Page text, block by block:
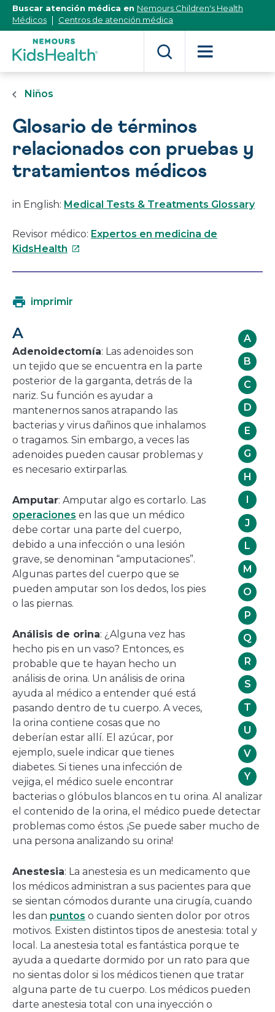
[Skip
Content]
Buscar atención médica en Nemours Children's Health
Médicos
Centros de atención médica
Niños
Glosario de términos
relacionados con pruebas y
tratamientos médicos
in English: Medical Tests & Treatments Glossary
Revisor médico: Expertos en medicina de
KidsHealth Este
en
ventana
imprimir
A
B
C
D
E
G
H
J
L
M
O
P
Q
R
S
T
U
V
Y
A
Adenoidectomía: Las adenoides son
un tejido que se encuentra en la parte
posterior de la garganta, detrás de la
nariz. Su función es ayudar a
mantenernos sanos atrapando las
bacterias y virus dañinos que inhalamos
o tragamos. Sin embargo, a veces las
adenoides pueden causar problemas y
es necesario extirparlas.
Amputar: Amputar algo es cortarlo. Las
operaciones en las que un médico
debe cortar una parte del cuerpo,
debido a una infección o una lesión
grave, se denominan “amputaciones”.
Algunas partes del cuerpo que se
pueden amputar son los dedos, los pies
o las piernas.
Análisis de orina: ¿Alguna vez has
hecho pis en un vaso? Entonces, es
probable que te hayan hecho un
análisis de orina. Un análisis de orina
ayuda al médico a entender qué está
pasando dentro de tu cuerpo. A veces,
la orina contiene cosas que no
deberían estar allí. El azúcar, por
ejemplo, suele indicar que tienes
diabetes. Si tienes una infección de
vejiga, el médico suele encontrar
bacterias o glóbulos blancos en tu orina. Al analizar
el contenido de la orina, el médico puede detectar
problemas como éstos. ¡Se puede saber mucho de
una persona analizando su orina!
Anestesia: La anestesia es un medicamento que
los médicos administran a sus pacientes para que
se sientan cómodos durante una cirugía, cuando
les dan puntos o cuando sienten dolor por otros
motivos. Existen distintos tipos de anestesia: total y
local. La anestesia total es fantástica porque te
ayuda a quedarte dormido por un rato para que
no sientas dolor si los médicos tienen que tratar
alguna parte de tu cuerpo. Los médicos pueden
darte anestesia total con una inyección o